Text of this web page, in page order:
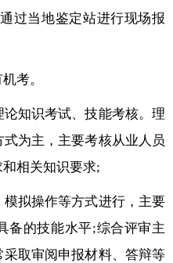
过当地鉴定站进行现场报
考。
知识考试、技能考核。理
为主，主要考核从业人员
相关知识要求;
拟操作等方式进行，主要
备的技能水平;综合评审主
取审阅申报材料、答辩等